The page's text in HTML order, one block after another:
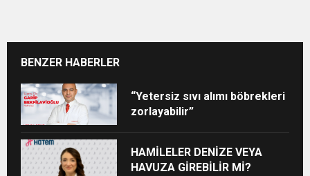
BENZER HABERLER
“Yetersiz sıvı alımı böbrekleri
zorlayabilir”
HAMİLELER DENİZE VEYA
HAVUZA GİREBİLİR Mİ?